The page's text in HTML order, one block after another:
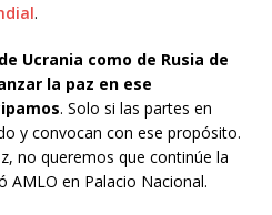
.
Ucrania como de Rusia de
la paz en ese
. Solo si las partes en
y convocan con ese propósito.
no queremos que continúe la
AMLO en Palacio Nacional.